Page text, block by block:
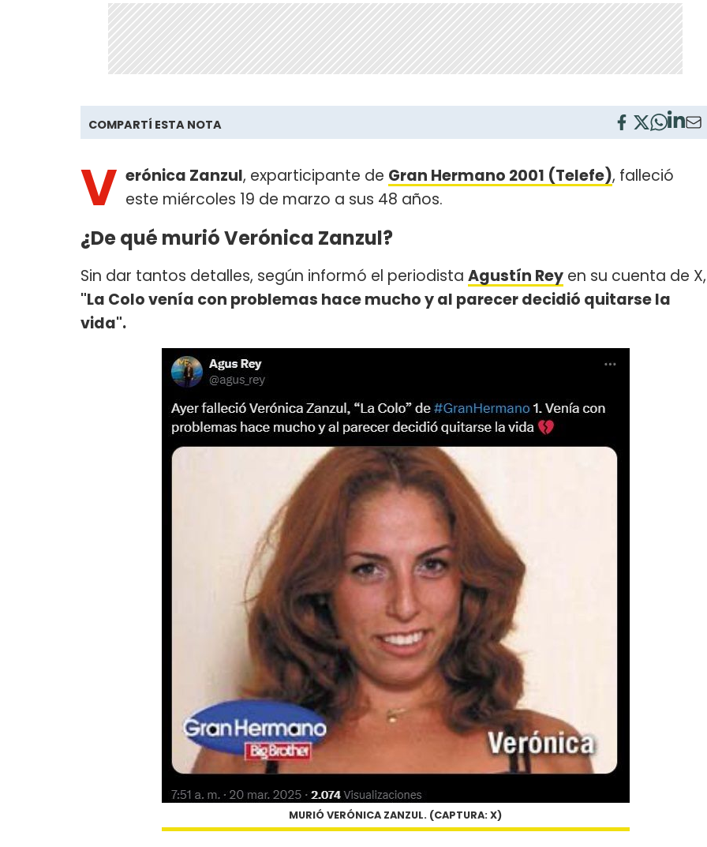
COMPARTÍ ESTA NOTA
V erónica Zanzul, exparticipante de Gran Hermano 2001 (Telefe), falleció
este miércoles 19 de marzo a sus 48 años.
¿De qué murió Verónica Zanzul?
Sin dar tantos detalles, según informó el periodista Agustín Rey en su cuenta de X,
"La Colo venía con problemas hace mucho y al parecer decidió quitarse la
vida".
MURIÓ VERÓNICA ZANZUL. (CAPTURA: X)